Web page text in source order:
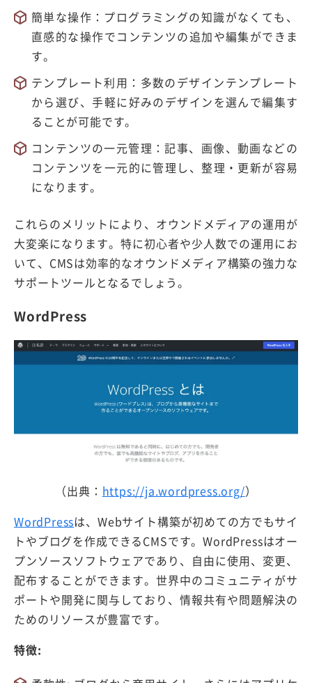
簡単な操作：プログラミングの知識がなくても、
直感的な操作でコンテンツの追加や編集ができま
す。
テンプレート利用：多数のデザインテンプレート
から選び、手軽に好みのデザインを選んで編集す
ることが可能です。
コンテンツの一元管理：記事、画像、動画などの
コンテンツを一元的に管理し、整理・更新が容易
になります。
これらのメリットにより、オウンドメディアの運用が
大変楽になります。特に初心者や少人数での運用にお
いて、CMSは効率的なオウンドメディア構築の強力な
サポートツールとなるでしょう。
WordPress
（出典： https://ja.wordpress.org/）
WordPressは、Webサイト構築が初めての方でもサイ
トやブログを作成できるCMSです。WordPressはオー
プンソースソフトウェアであり、自由に使用、変更、
配布することができます。世界中のコミュニティがサ
ポートや開発に関与しており、情報共有や問題解決の
ためのリソースが豊富です。
特徴: